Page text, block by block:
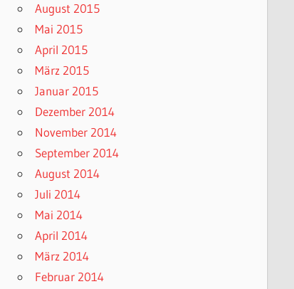
August 2015
Mai 2015
April 2015
März 2015
Januar 2015
Dezember 2014
November 2014
September 2014
August 2014
Juli 2014
Mai 2014
April 2014
März 2014
Februar 2014